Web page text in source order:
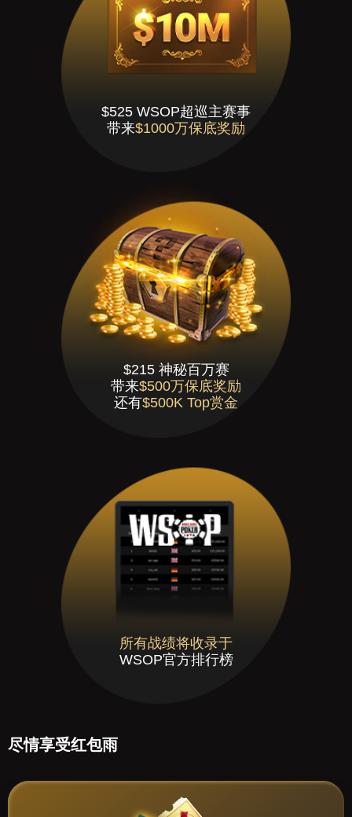
$525 WSOP超巡主赛事
带来$1000万保底奖励
$215 神秘百万赛
带来$500万保底奖励
还有$500K Top赏金
所有战绩将收录于
WSOP官方排行榜
尽情享受红包雨